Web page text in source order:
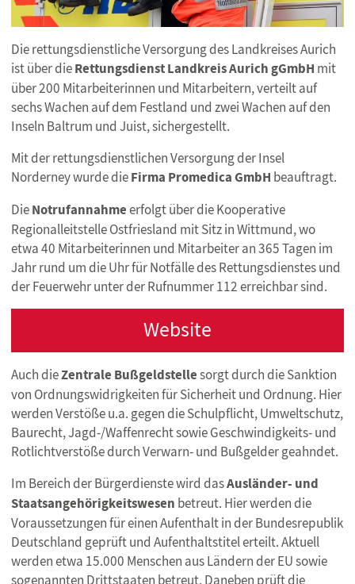
Die rettungsdienstliche Versorgung des Landkreises Aurich
ist über dieRettungsdienst Landkreis Aurich gGmbH mit
über 200 Mitarbeiterinnen und Mitarbeitern, verteilt auf
sechs Wachen auf dem Festland und zwei Wachen auf den
Inseln Baltrum und Juist, sichergestellt.
Mit der rettungsdienstlichen Versorgung der Insel
Norderney wurde dieFirma Promedica GmbH beauftragt.
DieNotrufannahmeerfolgt über die Kooperative
Regionalleitstelle Ostfriesland mit Sitz in Wittmund, wo
etwa 40 Mitarbeiterinnen und Mitarbeiter an 365 Tagen im
Jahr rund um die Uhr für Notfälle des Rettungsdienstes und
der Feuerwehr unter der Rufnummer 112 erreichbar sind.
Website
Auch dieZentrale Bußgeldstellesorgt durch die Sanktion
von Ordnungswidrigkeiten für Sicherheit und Ordnung. Hier
werden Verstöße u.a. gegen die Schulpflicht, Umweltschutz,
Baurecht, Jagd-/Waffenrecht sowie Geschwindigkeits- und
Rotlichtverstöße durch Verwarn- und Bußgelder geahndet.
Im Bereich der Bürgerdienste wird dasAusländer- und
Staatsangehörigkeitswesen betreut. Hier werden die
Voraussetzungen für einen Aufenthalt in der Bundesrepublik
Deutschland geprüft und Aufenthaltstitel erteilt. Aktuell
werden etwa 15.000 Menschen aus Ländern der EU sowie
sogenannten Drittstaaten betreut. Daneben prüft die